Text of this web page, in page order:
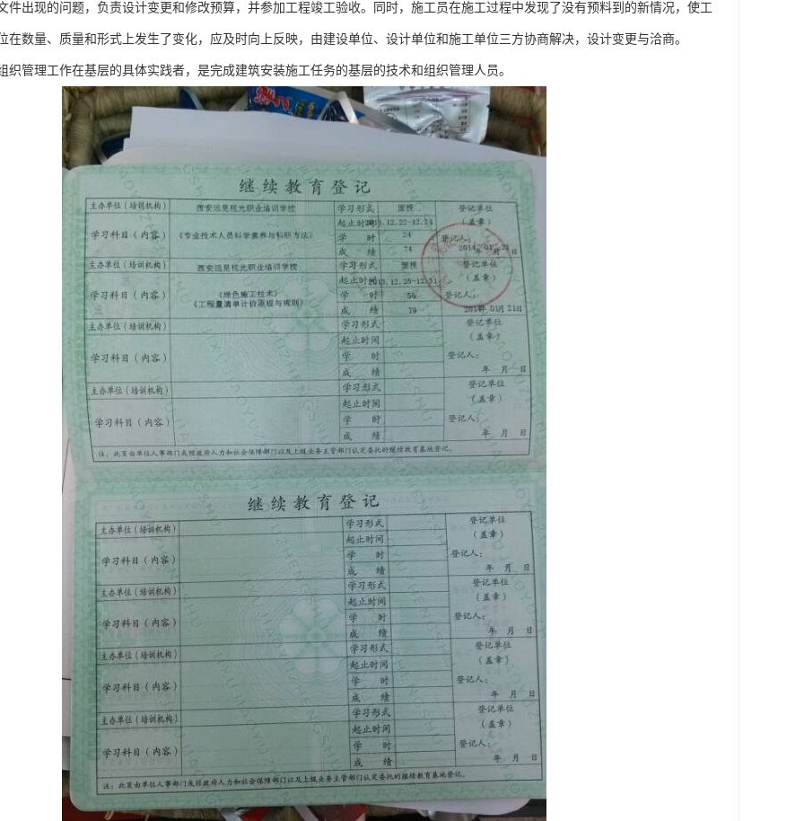
件出现的问题，负责设计变更和修改预算，并参加工程竣工验收。同时，施工员在施工过程中发现了没有预料到的新情况，使工
在数量、质量和形式上发生了变化，应及时向上反映，由建设单位、设计单位和施工单位三方协商解决，设计变更与洽商。
织管理工作在基层的具体实践者，是完成建筑安装施工任务的基层的技术和组织管理人员。